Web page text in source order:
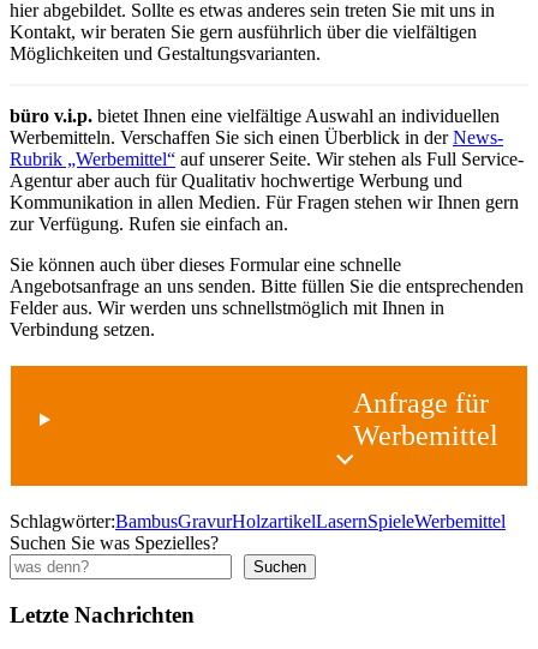
hier abgebildet. Sollte es etwas anderes sein treten Sie mit uns in
Kontakt, wir beraten Sie gern ausführlich über die vielfältigen
Möglichkeiten und Gestaltungsvarianten.
büro v.i.p. bietet Ihnen eine vielfältige Auswahl an individuellen
Werbemitteln. Verschaffen Sie sich einen Überblick in derNews-
Rubrik „Werbemittel“ auf unserer Seite. Wir stehen als Full Service-
Agentur aber auch für Qualitativ hochwertige Werbung und
Kommunikation in allen Medien. Für Fragen stehen wir Ihnen gern
zur Verfügung. Rufen sie einfach an.
Sie können auch über dieses Formular eine schnelle
Angebotsanfrage an uns senden. Bitte füllen Sie die entsprechenden
Felder aus. Wir werden uns schnellstmöglich mit Ihnen in
Verbindung setzen.
Anfrage für
Werbemittel
Schlagwörter:BambusGravurHolzartikelLasernSpieleWerbemittel
Suchen Sie was Spezielles?
Suchen
Letzte Nachrichten